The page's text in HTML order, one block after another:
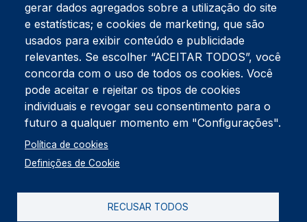
Endereço Postal
Apartado 42
Rua Gil Eanes 31
3834-908 Gafanha da Nazaré
Estúdios
Rua Prior Guerra
Edifício do Centro Cultural da Gafanha da Nazaré
3830-556 Gafanha da Nazaré
Rodapé
Cookies
Política de Privacidade
gerar dados agregados sobre a utilização do site
e estatísticas; e cookies de marketing, que são
usados para exibir conteúdo e publicidade
relevantes. Se escolher “ACEITAR TODOS”, você
concorda com o uso de todos os cookies. Você
pode aceitar e rejeitar os tipos de cookies
individuais e revogar seu consentimento para o
futuro a qualquer momento em "Configurações".
Política de cookies
Definições de Cookie
RECUSAR TODOS